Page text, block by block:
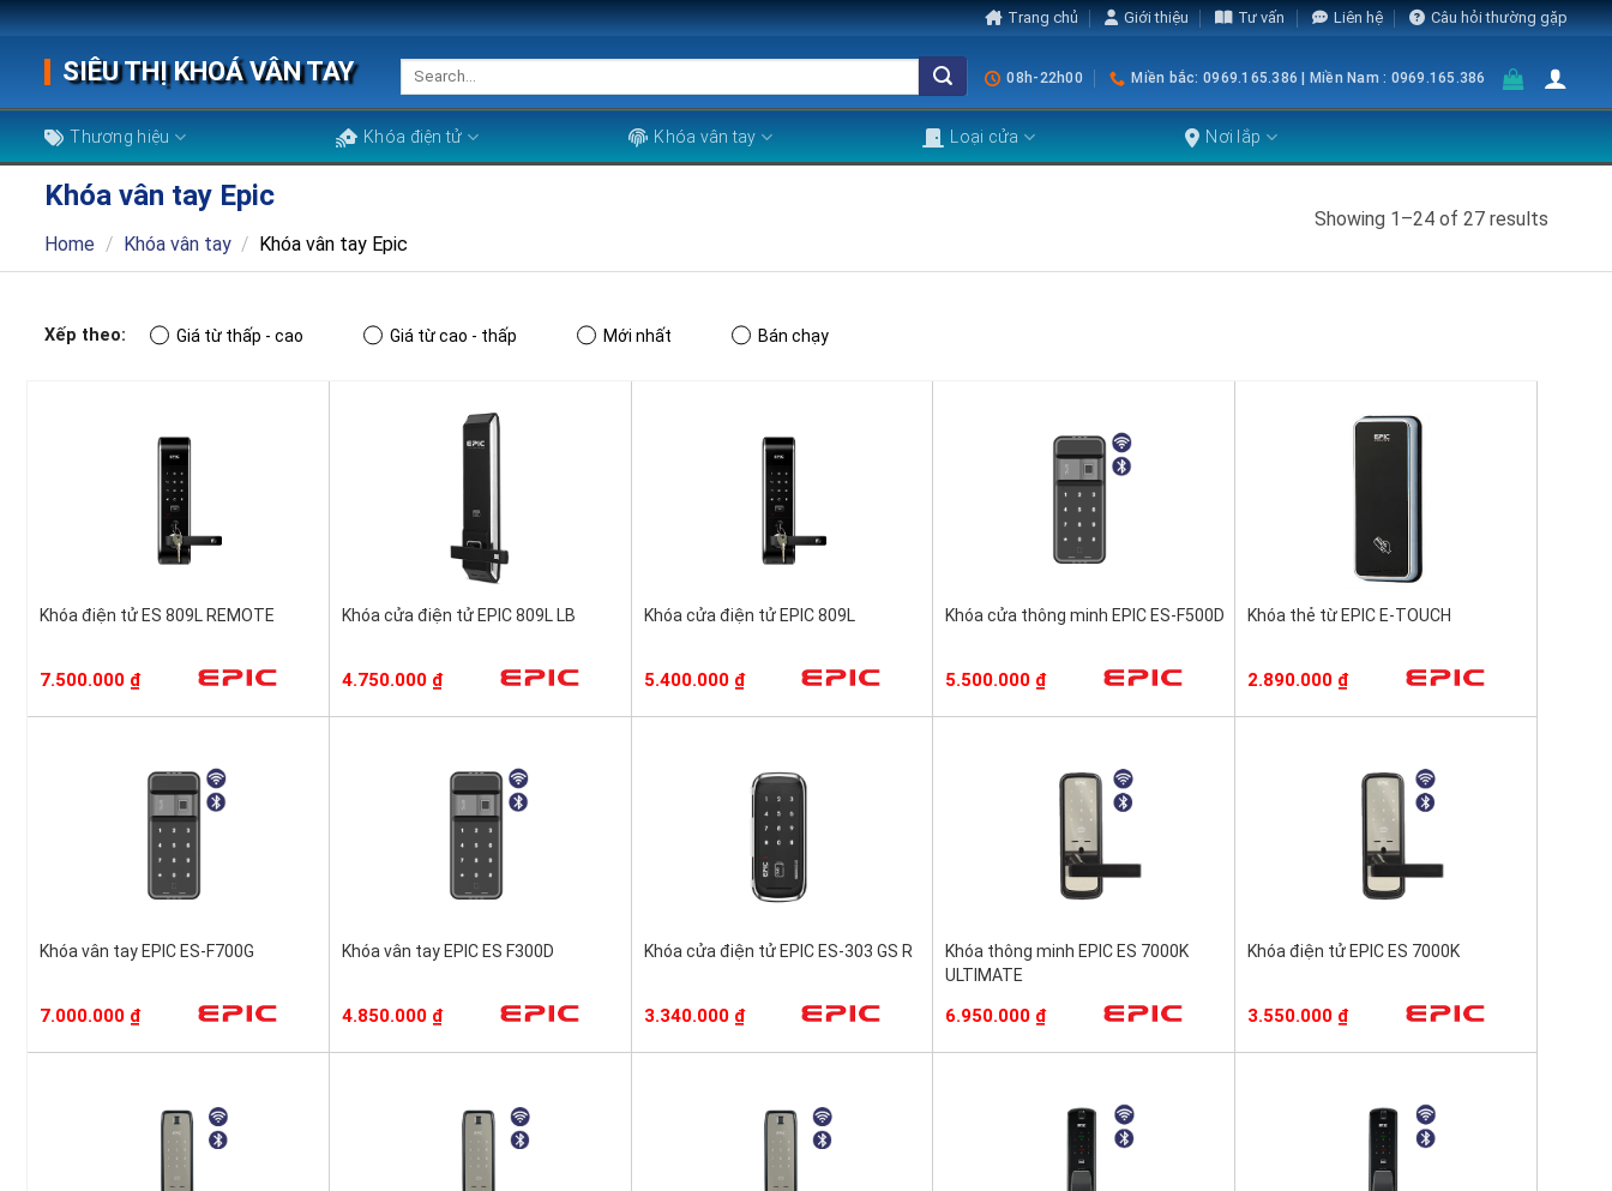
Skip
content
Trang chủ Giới thiệu Tư vấn Liên hệ Câu hỏi thường gặp
SIÊU THỊ KHOÁ VÂN TAY
Search
for:
08h-22h00 Miền bắc: 0969.165.386 | Miền Nam : 0969.165.386
Thương hiệu Khóa điện tử Khóa vân tay Loại cửa Nơi lắp
Khóa vân tay Epic
Home / Khóa vân tay / Khóa vân tay Epic
Showing 1–24 of 27 results
Xếp theo: Giá từ thấp - cao Giá từ cao - thấp Mới nhất Bán chạy
Khóa điện tử ES 809L REMOTE
7.500.000 ₫
Khóa cửa điện tử EPIC 809L LB
4.750.000 ₫
Khóa cửa điện tử EPIC 809L
5.400.000 ₫
Khóa cửa thông minh EPIC ES-F500D
5.500.000 ₫
Khóa thẻ từ EPIC E-TOUCH
2.890.000 ₫
Khóa vân tay EPIC ES-F700G
7.000.000 ₫
Khóa vân tay EPIC ES F300D
4.850.000 ₫
Khóa cửa điện tử EPIC ES-303 GS R
3.340.000 ₫
Khóa thông minh EPIC ES 7000K
ULTIMATE
6.950.000 ₫
Khóa điện tử EPIC ES 7000K
3.550.000 ₫